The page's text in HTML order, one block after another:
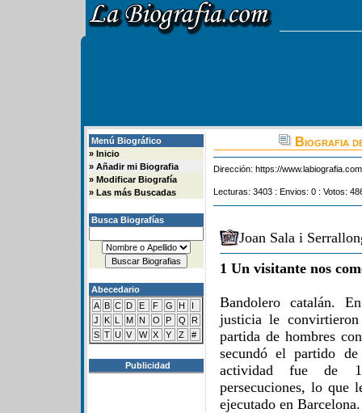
Menú Biográfico
» Inicio
» Añadir mi Biografia
» Modificar Biografía
» Las más Buscadas
Busca Biografías
Abecedario
A B C D E F G H
I
J
K L M N O P Q
R
S T U V W X Y Z #
Publicidad
Biografia
Dirección: https://
Lecturas: 3403 : Envios: 0 : Votos:
Joan Sala i
1 Un visitante nos
Bandolero catalán.
justicia le
partida de hombres
secundó el partido
actividad fue de
persecuciones, lo que
ejecutado en Barcelona.